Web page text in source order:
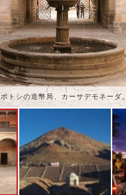
ポトシの造幣局、カーサデモネーダ。